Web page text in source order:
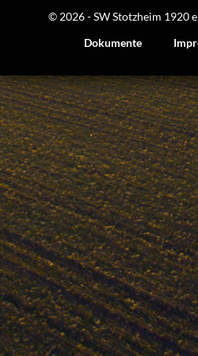
© 2026 - SW Stotzheim 1920
Dokumente